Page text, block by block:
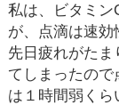
私は、ビタミン
が、
点滴は速効
先日疲れがた
てしまったの
は１時間弱くら